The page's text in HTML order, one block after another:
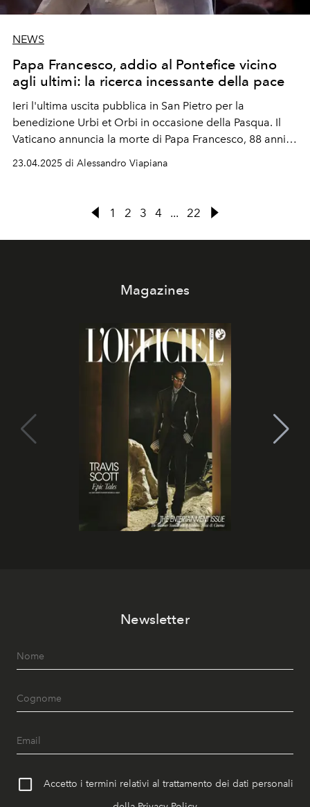
NEWS
Papa Francesco, addio al Pontefice vicino
agli ultimi: la ricerca incessante della pace
Ieri l'ultima uscita pubblica in San Pietro per la
benedizione Urbi et Orbi in occasione della Pasqua. Il
Vaticano annuncia la morte di Papa Francesco, 88 anni. Il
confronti degli ultimi, la spinta riformatrice e il dialogo
in tutto il mondo che si raccolgono in
preghiera. Attesa per il Conclave.
23.04.2025 di Alessandro Viapiana
1 2 3 4 ... 22
Magazines
Newsletter
Accetto i termini relativi al trattamento dei dati personali